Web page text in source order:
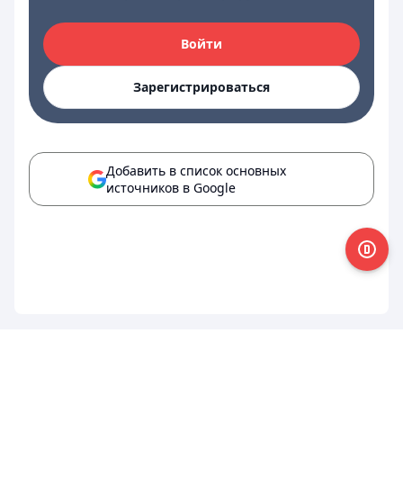
Войти
Зарегистрироваться
Добавить в список основных
источников в Google